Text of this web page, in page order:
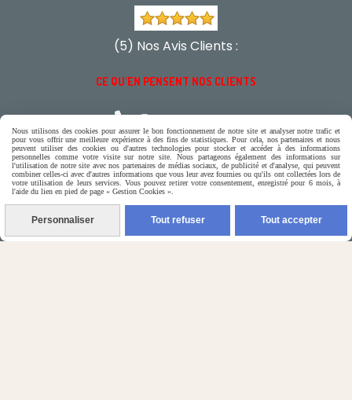
(5) Nos Avis Clients :
CE QU'EN PENSENT NOS CLIENTS
 Contactez-nous
N'hésitez pas à contacter Monique
par téléphone
0618321265
Nous utilisons des cookies pour assurer le bon fonctionnement de notre site et analyser notre trafic et
pour vous offrir une meilleure expérience à des fins de statistiques. Pour cela, nos partenaires et nous
peuvent utiliser des cookies ou d'autres technologies pour stocker et accéder à des informations
personnelles comme votre visite sur notre site. Nous partageons également des informations sur
l'utilisation de notre site avec nos partenaires de médias sociaux, de publicité et d'analyse, qui peuvent
combiner celles-ci avec d'autres informations que vous leur avez fournies ou qu'ils ont collectées lors de
votre utilisation de leurs services. Vous pouvez retirer votre consentement, enregistré pour 6 mois, à
l'aide du lien en pied de page « Gestion Cookies ».
Personnaliser Tout refuser Tout accepter